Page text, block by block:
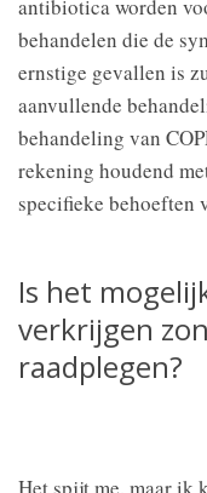
antibiotica worden
behandelen die de
ernstige gevallen is
aanvullende
behandeling van
rekening houdend
specifieke behoeften
Is het
verkrijgen
raadplegen?